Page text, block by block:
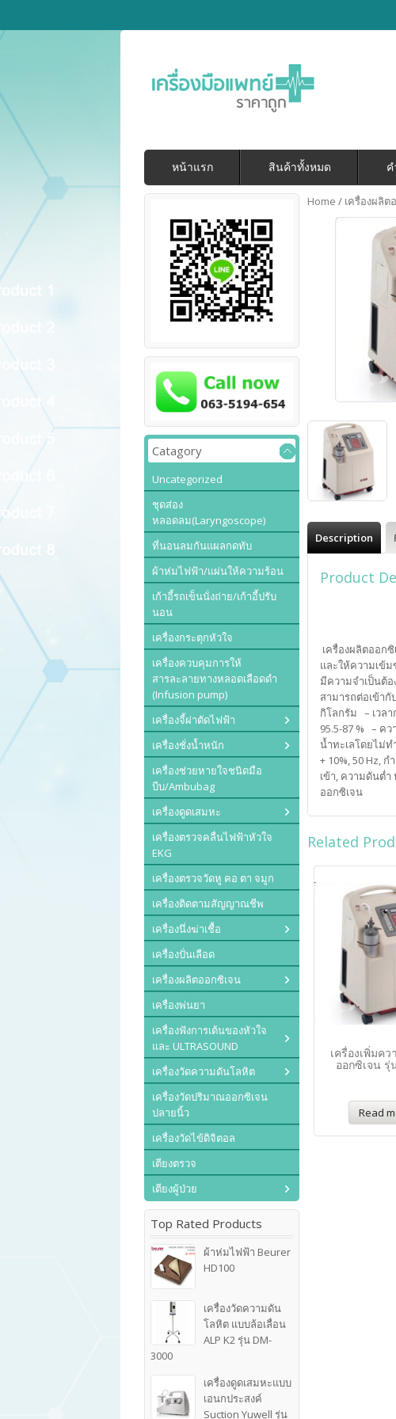
หน้าแรก สินค้าทั้งหมด
Home / เครื่องผลิต
Description
Product
เครื่องผลิตออก
และให้ความเข้
มีความจำเป็นต้อ
สามารถต่อเข้ากั
กิโลกรัม – เวล
95.5-87 % – ค
น้ำทะเลโดยไม่ท
+ 10%, 50 Hz,
เข้า, ความดันต่
ออกซิเจน
Related
เครื่องเพิ่มค
ออกซิเจน รุ่
Read
Catagory
Uncategorized
ชุดส่อง
หลอดลม(Laryngoscope)
ที่นอนลมกันแผลกดทับ
ผ้าห่มไฟฟ้า/แผ่นให้ความร้อน
เก้าอี้รถเข็นนั่งถ่าย/เก้าอี้ปรับ
นอน
เครื่องกระตุกหัวใจ
เครื่องควบคุมการให้
สารละลายทางหลอดเลือดดำ
(Infusion pump)
เครื่องจี้ผ่าตัดไฟฟ้า
เครื่องชั่งน้ำหนัก
เครื่องช่วยหายใจชนิดมือ
บีบ/Ambubag
เครื่องดูดเสมหะ
เครื่องตรวจคลื่นไฟฟ้าหัวใจ
EKG
เครื่องตรวจวัดหู คอ ตา จมูก
เครื่องติดตามสัญญาณชีพ
เครื่องนึ่งฆ่าเชื้อ
เครื่องปั่นเลือด
เครื่องผลิตออกซิเจน
เครื่องพ่นยา
เครื่องฟังการเต้นของหัวใจ
และ ULTRASOUND
เครื่องวัดความดันโลหิต
เครื่องวัดปริมาณออกซิเจน
ปลายนิ้ว
เครื่องวัดไข้ดิจิตอล
เตียงตรวจ
เตียงผู้ป่วย
Top Rated Products
ผ้าห่มไฟฟ้า Beurer
HD100
เครื่องวัดความดัน
โลหิต แบบล้อเลื่อน
ALP K2 รุ่น DM-
3000
เครื่องดูดเสมหะแบบ
เอนกประสงค์
Suction Yuwell รุ่น